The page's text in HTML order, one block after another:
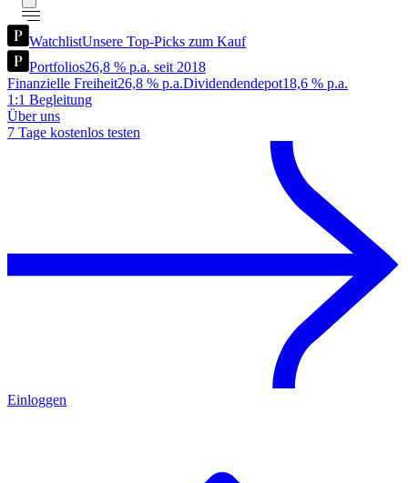
WatchlistUnsere Top-Picks zum Kauf
Portfolios26,8 % p.a. seit 2018
Finanzielle Freiheit26,8 % p.a.Dividendendepot18,6 % p.a.
1:1 Begleitung
Über uns
7 Tage kostenlos testen
Einloggen